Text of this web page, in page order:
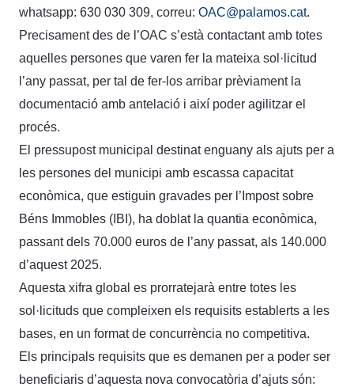
whatsapp: 630 030 309, correu: OAC@palamos.cat.
Precisament des de l’OAC s’està contactant amb totes
aquelles persones que varen fer la mateixa sol·licitud
l’any passat, per tal de fer-los arribar prèviament la
documentació amb antelació i així poder agilitzar el
procés.
El pressupost municipal destinat enguany als ajuts per a
les persones del municipi amb escassa capacitat
econòmica, que estiguin gravades per l’Impost sobre
Béns Immobles (IBI), ha doblat la quantia econòmica,
passant dels 70.000 euros de l’any passat, als 140.000
d’aquest 2025.
Aquesta xifra global es prorratejarà entre totes les
sol·licituds que compleixen els requisits establerts a les
bases, en un format de concurrència no competitiva.
Els principals requisits que es demanen per a poder ser
beneficiaris d’aquesta nova convocatòria d’ajuts són: